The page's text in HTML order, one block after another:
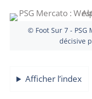
© Foot Sur 7 - PSG
décisive
Afficher l’index